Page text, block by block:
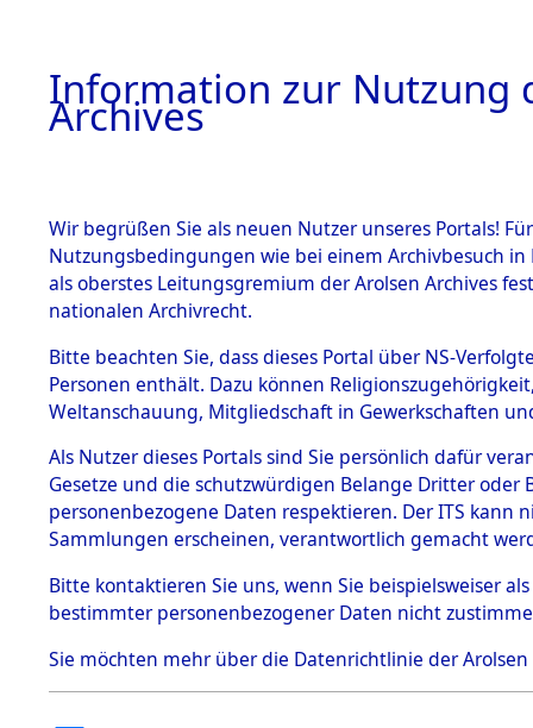
BESTÄNDE
1.
Inhaftierungsdoku
mente
1.2.9 Beim ITS
Effekten
1.2.9.1
Effekten aus
dem KZ
Dachau
1.2.9.2
Effekten aus
dem KZ
Bayerisches
0023
Information zur Nutzung
Archives
Wir begrüßen Sie als neuen Nutzer unseres Portals!
Nutzungsbedingungen wie bei einem Archivbesuch
als oberstes Leitungsgremium der Arolsen Archives
nationalen Archivrecht.
Bitte beachten Sie, dass dieses Portal über NS-
Personen enthält. Dazu können
Weltanschauung, Mitgliedschaft in Gewerkschaften
Als Nutzer dieses Portals sind Sie persönlich dafür
Gesetze und die schutzwürdigen Belange Dritter
personenbezogene Daten respektieren. Der ITS
Sammlungen erscheinen, verantwortlich gemacht
Bitte kontaktieren Sie uns, wenn Sie beispielsweiser
bestimmter personenbezogener Daten nicht
Sie möchten mehr über die Datenrichtlinie der Arolsen